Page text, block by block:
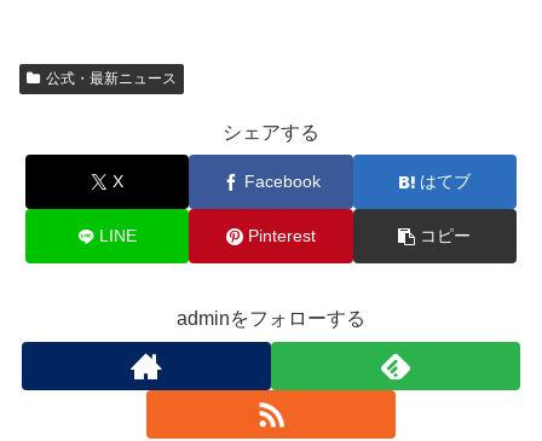
公式・最新ニュース
シェアする
X Facebook はてブ
LINE Pinterest コピー
adminをフォローする